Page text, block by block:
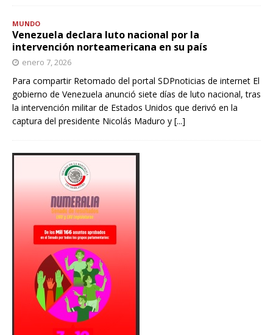
MUNDO
Venezuela declara luto nacional por la
intervención norteamericana en su país
enero 7, 2026
Para compartir Retomado del portal SDPnoticias de internet El
gobierno de Venezuela anunció siete días de luto nacional, tras
la intervención militar de Estados Unidos que derivó en la
captura del presidente Nicolás Maduro y [...]